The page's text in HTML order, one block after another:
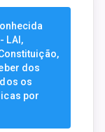
LAI,
dos
os
por